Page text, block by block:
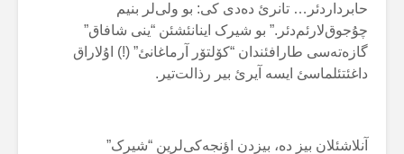
حابرداردئر… تانرئ دەدی کی: بو ولی‌لر بنیم
چۇجوق‌لارئم‌دئر.” بو شیرک اینانئشئن “ینی شافاق”
گازەتەسی طارافئندان “کۆلتۆر آرماغانئ” (!) اۇلاراق
داغئتئلماسئ ایسە آیرئ بیر رذالت‌تیر.
آنلاشئلان بیز دە، بیزدن اؤنجەکی‌لرین “شیرک”